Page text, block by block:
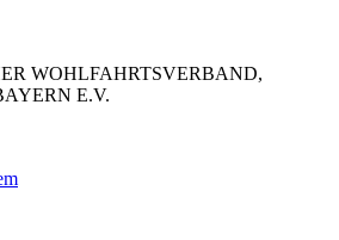
WOHLFAHRTSVERBAND,
E.V.